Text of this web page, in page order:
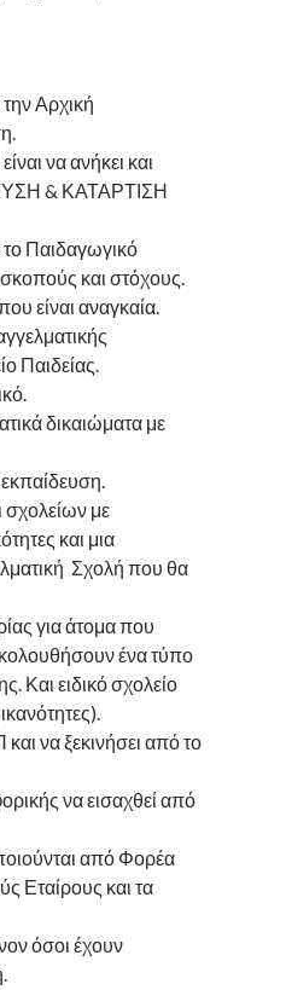
Αρχική
να ανήκει και
& ΚΑΤΑΡΤΙΣΗ
Παιδαγωγικό
σκοπούς και στόχους.
είναι αναγκαία.
Παιδείας.
δικαιώματα με
με
και μια
Σχολή που θα
για άτομα που
ένα τύπο
Και ειδικό σχολείο
να ξεκινήσει από το
να εισαχθεί από
από Φορέα
Εταίρους και τα
όσοι έχουν